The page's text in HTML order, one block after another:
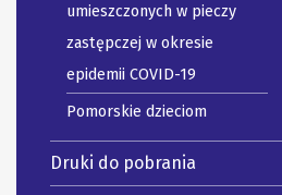
umieszczonych w pieczy
zastępczej w okresie
epidemii COVID-19
Pomorskie dzieciom
Druki do pobrania